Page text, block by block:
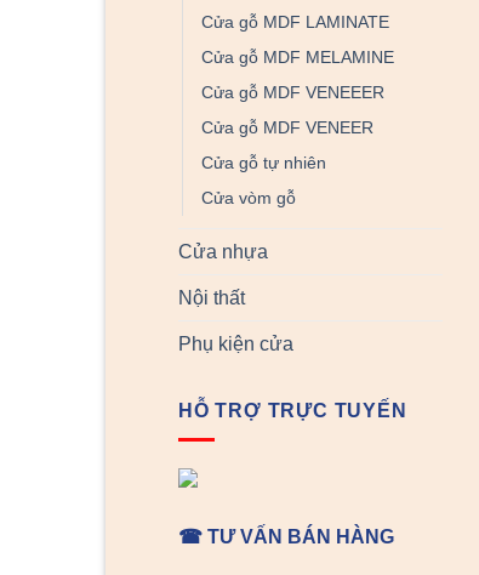
Cửa gỗ MDF LAMINATE
Cửa gỗ MDF MELAMINE
Cửa gỗ MDF VENEEER
Cửa gỗ MDF VENEER
Cửa gỗ tự nhiên
Cửa vòm gỗ
Cửa nhựa
Nội thất
Phụ kiện cửa
HỖ TRỢ TRỰC TUYẾN
☎ TƯ VẤN BÁN HÀNG